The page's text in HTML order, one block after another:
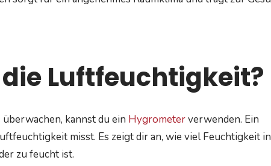
Luftfeuchtigkeit?
kannst du ein Hygrometerverwenden. Ein
misst. Es zeigt dir an, wie viel Feuchtigkeit
zu feucht ist.